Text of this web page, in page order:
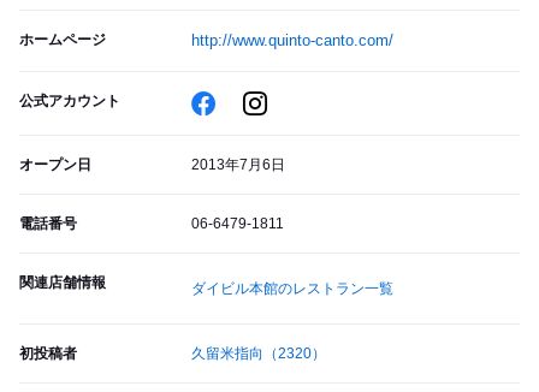
ホームページ http://www.quinto-canto.com/
公式アカウント
オープン日 2013年7月6日
電話番号 06-6479-1811
関連店舗情報 ダイビル本館のレストラン一覧
初投稿者 久留米指向 （2320）